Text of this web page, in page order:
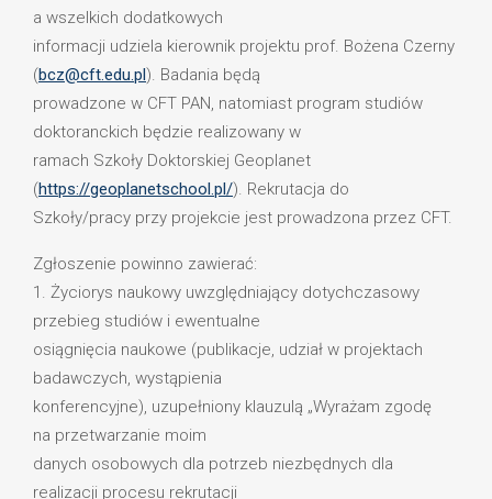
a wszelkich dodatkowych
informacji udziela kierownik projektu prof. Bożena Czerny
(bcz@cft.edu.pl). Badania będą
prowadzone w CFT PAN, natomiast program studiów
doktoranckich będzie realizowany w
ramach Szkoły Doktorskiej Geoplanet
(https://geoplanetschool.pl/). Rekrutacja do
Szkoły/pracy przy projekcie jest prowadzona przez CFT.
Zgłoszenie powinno zawierać:
1. Życiorys naukowy uwzględniający dotychczasowy
przebieg studiów i ewentualne
osiągnięcia naukowe (publikacje, udział w projektach
badawczych, wystąpienia
konferencyjne), uzupełniony klauzulą „Wyrażam zgodę
na przetwarzanie moim
danych osobowych dla potrzeb niezbędnych dla
realizacji procesu rekrutacji